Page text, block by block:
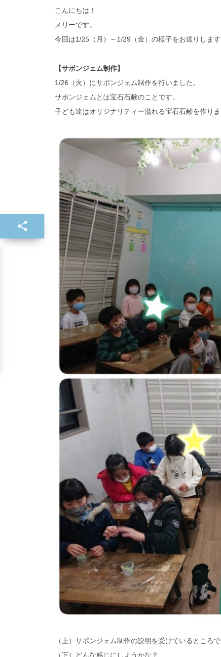
こんにちは！
メリーです。
今回は1/25（月）～1/29（金）の様子をお送りしま
【サボンジェム制作】
1/26（火）にサボンジェム制作を行いました。
サボンジェムとは宝石石鹸のことです。
子ども達はオリジナリティー溢れる宝石石鹸を作り
（上）サボンジェム制作の説明を受けているところ
（下）どんな感じにしようかな？